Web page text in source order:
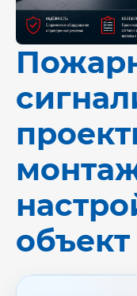
объект